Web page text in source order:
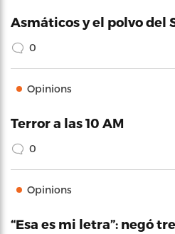
Asmáticos y el polvo del
0
Opinions
Terror a las 10 AM
0
Opinions
“Esa es mi letra”: negó